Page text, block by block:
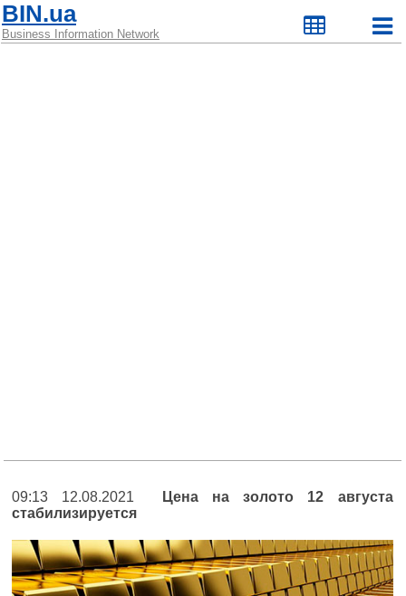
BIN.ua
Business Information Network
09:13 12.08.2021
Цена на золото 12 августа
стабилизируется